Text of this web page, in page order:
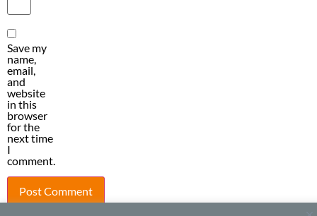
Save my
name,
email,
and
website
in this
browser
for the
next time
I
comment.